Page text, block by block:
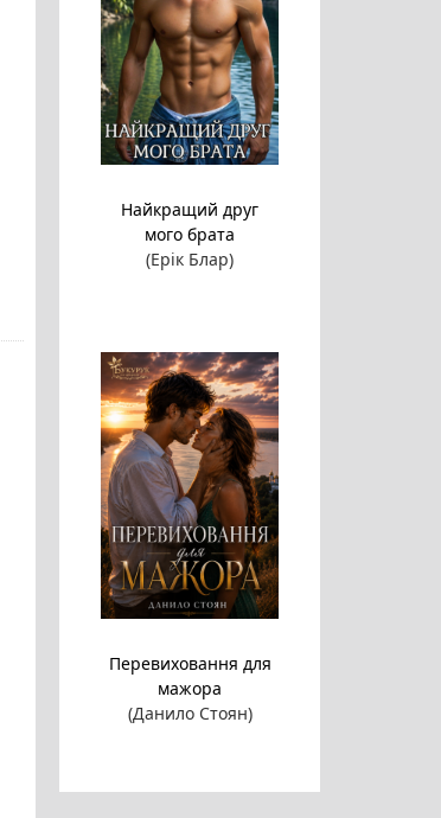
Найкращий друг
мого брата
(Ерік Блар)
Перевиховання для
мажора
(Данило Стоян)